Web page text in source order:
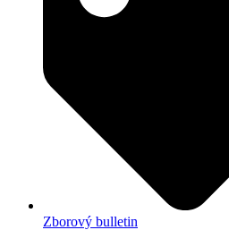
Zborový bulletin